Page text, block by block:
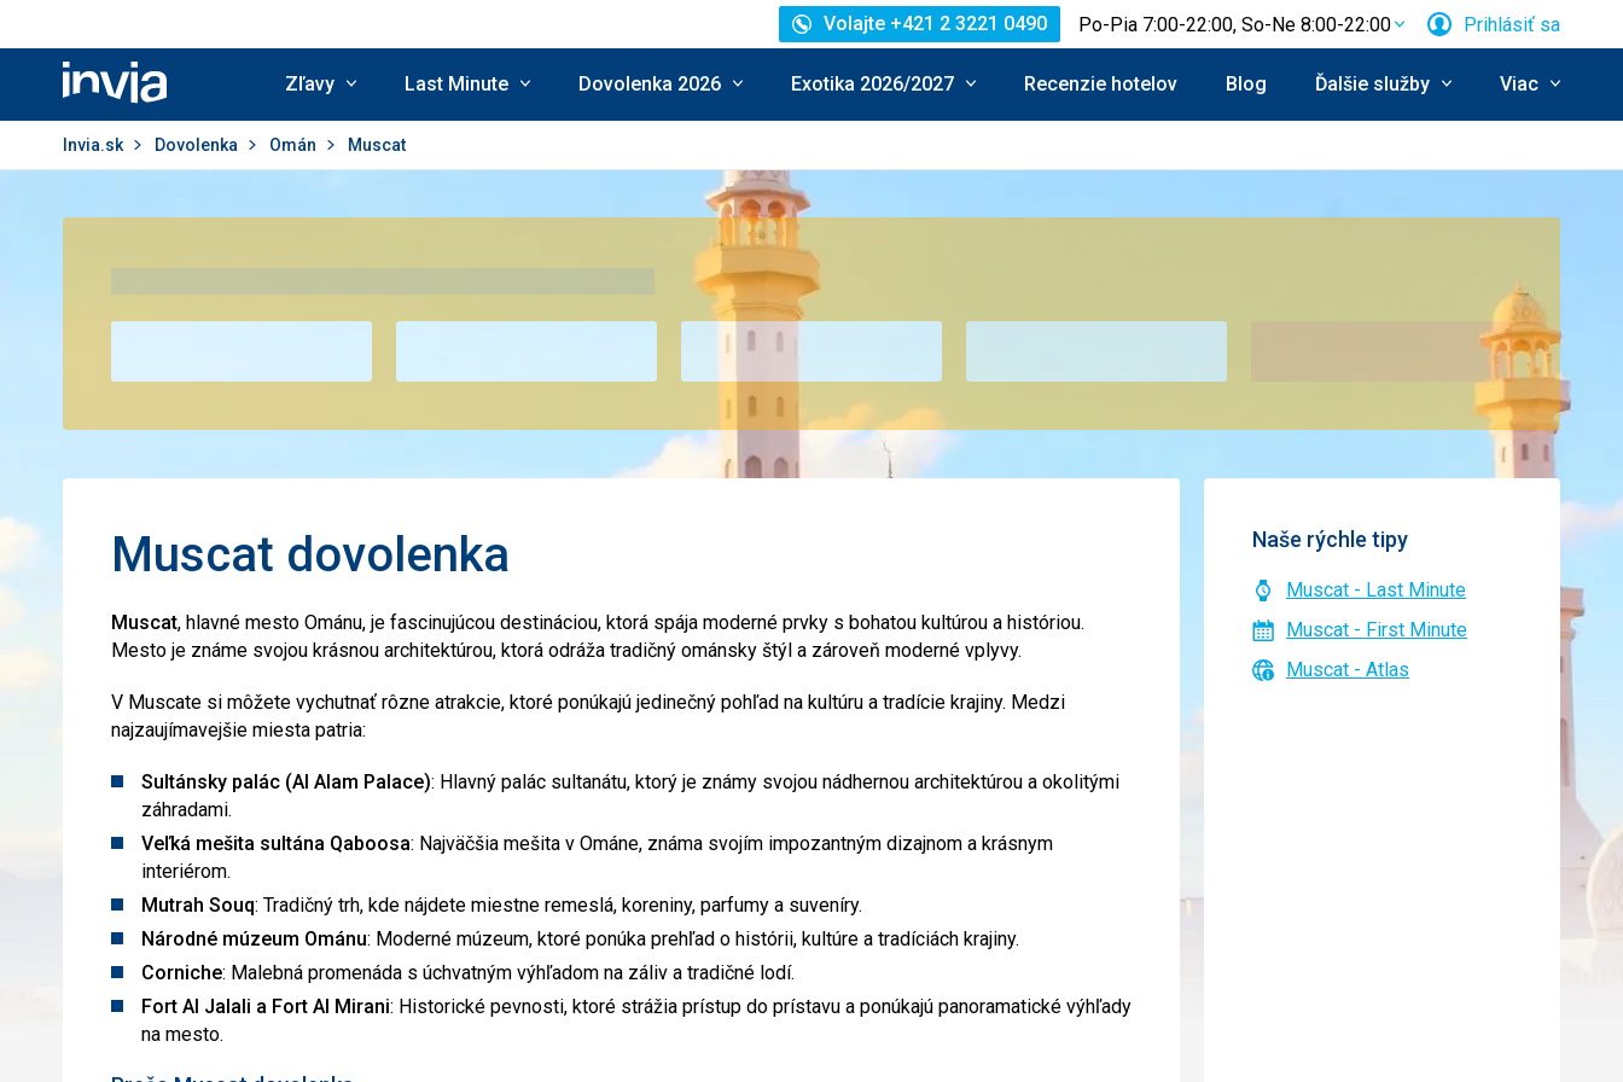
Invia.sk
Volajte +421 2 3221 0490 Po-Pia 7:00-22:00, So-Ne 8:00-22:00 Prihlásiť sa
Zľavy Last Minute Dovolenka 2026 Exotika 2026/2027 Recenzie hotelov Blog Ďalšie služby Viac
Invia.sk Dovolenka Omán Muscat
Muscat dovolenka
Muscat, hlavné mesto Ománu, je fascinujúcou destináciou, ktorá spája moderné prvky s bohatou kultúrou a históriou.
Mesto je známe svojou krásnou architektúrou, ktorá odráža tradičný ománsky štýl a zároveň moderné vplyvy.
V Muscate si môžete vychutnať rôzne atrakcie, ktoré ponúkajú jedinečný pohľad na kultúru a tradície krajiny. Medzi
najzaujímavejšie miesta patria:
Sultánsky palác (Al Alam Palace): Hlavný palác sultanátu, ktorý je známy svojou nádhernou architektúrou a okolitými
záhradami.
Veľká mešita sultána Qaboosa: Najväčšia mešita v Ománe, známa svojím impozantným dizajnom a krásnym
interiérom.
Mutrah Souq: Tradičný trh, kde nájdete miestne remeslá, koreniny, parfumy a suveníry.
Národné múzeum Ománu: Moderné múzeum, ktoré ponúka prehľad o histórii, kultúre a tradíciách krajiny.
Corniche: Malebná promenáda s úchvatným výhľadom na záliv a tradičné lodí.
Fort Al Jalali a Fort Al Mirani: Historické pevnosti, ktoré strážia prístup do prístavu a ponúkajú panoramatické výhľady
na mesto.
Naše rýchle tipy
Muscat - Last Minute
Muscat - First Minute
Muscat - Atlas